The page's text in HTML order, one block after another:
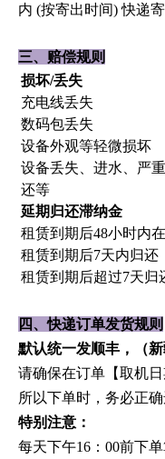
内 (按寄出时间) 快递
三、赔偿规则
损坏/丢失
充电线丢失
数码包丢失
设备外观等轻微损坏
设备丢失、进水、严
还等
延期归还滞纳金
租赁到期后48小时内
租赁到期后7天内归还
租赁到期后超过7天归
四、快递订单发货规则
默认统一发顺丰，（
请确保在订单【取机
所以下单时，务必正确
特别注意：
每天下午16：00前下